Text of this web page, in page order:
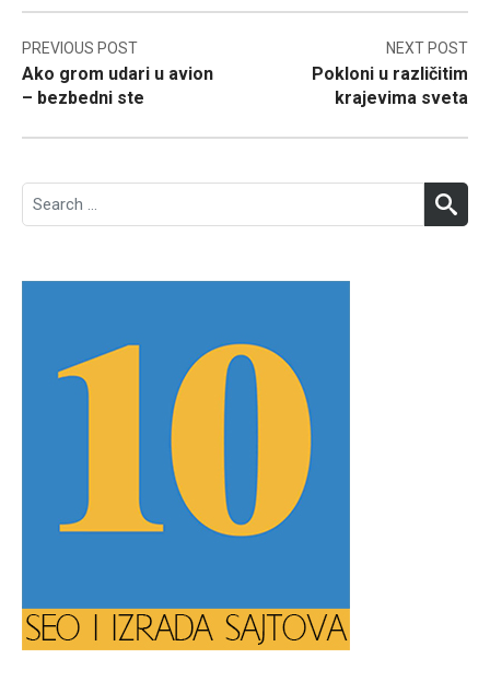
Post
navigation
PREVIOUS POST
Ako grom udari u avion
– bezbedni ste
NEXT POST
Pokloni u različitim
krajevima sveta
Search
for: